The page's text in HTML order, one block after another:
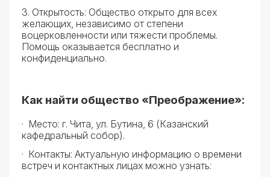
3. Открытость: Общество открыто для всех
желающих, независимо от степени
воцерковленности или тяжести проблемы.
Помощь оказывается бесплатно и
конфиденциально.
Как найти общество «Преображение»:
· Место: г. Чита, ул. Бутина, 6 (Казанский
кафедральный собор).
· Контакты: Актуальную информацию о времени
встреч и контактных лицах можно узнать: